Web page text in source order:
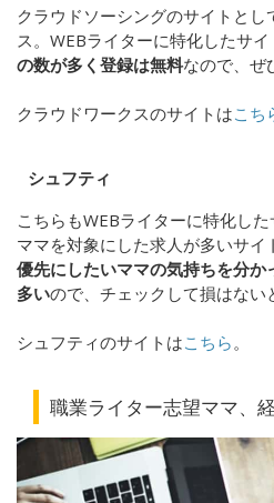
クラウドソーシングのサイトと
ス。WEBライターに特化したサイ
の数が多く登録は無料なので、ぜ
クラウドワークスのサイトはこち
シュフティ
こちらもWEBライターに特化した
ママを対象にした求人が多いサイ
優先にしたいママの気持ちを分
多いので、チェックして損はない
シュフティのサイトはこちら 。
職業ライター志望ママ、